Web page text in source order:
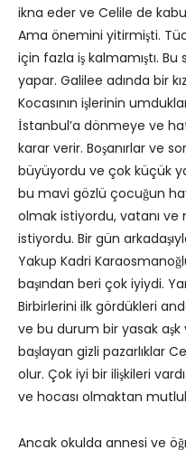
ikna eder ve Celile de
Ama önemini yitirmişti.
için fazla iş kalmamıştı.
yapar. Galilee adında bir
Kocasının işlerinin
İstanbul’a dönmeye ve
karar verir. Boşanırlar ve
büyüyordu ve çok küçük
bu mavi gözlü çocuğun
olmak istiyordu, vatanı
istiyordu. Bir gün
Yakup Kadri
başından beri çok iyiydi.
Birbirlerini ilk gördükleri
ve bu durum bir yasak aşk
başlayan gizli pazarlıklar
olur. Çok iyi bir ilişkileri
ve hocası olmaktan
Ancak okulda annesi ve